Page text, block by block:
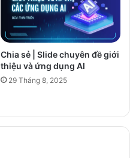
Chia sẻ | Slide chuyên đề giới
thiệu và ứng dụng AI
29 Tháng 8, 2025